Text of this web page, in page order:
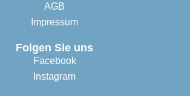
AGB
Impressum
Folgen Sie uns
Facebook
Instagram